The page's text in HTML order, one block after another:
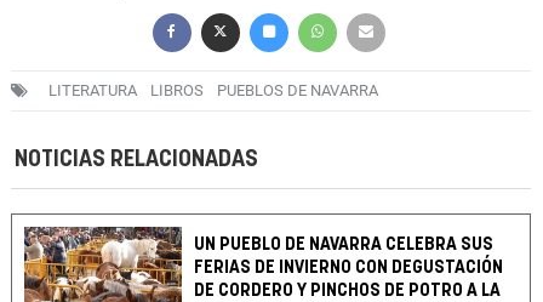
LITERATURA LIBROS PUEBLOS DE NAVARRA
NOTICIAS RELACIONADAS
UN PUEBLO DE NAVARRA CELEBRA SUS
FERIAS DE INVIERNO CON DEGUSTACIÓN
DE CORDERO Y PINCHOS DE POTRO A LA